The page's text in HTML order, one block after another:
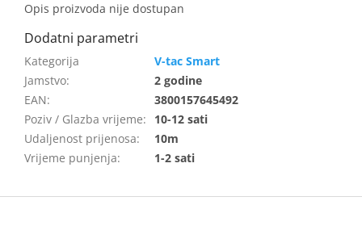
Opis proizvoda nije dostupan
V-tac Smart
Jamstvo:
2 godine
EAN:
3800157645492
Poziv / Glazba vrijeme:
10-12 sati
Udaljenost prijenosa:
10m
Vrijeme punjenja: 1-2 sati
F